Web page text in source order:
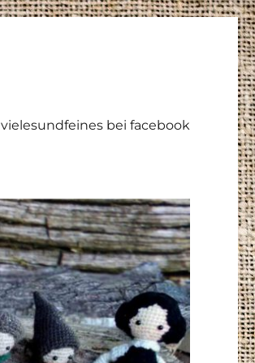
vielesundfeines bei facebook